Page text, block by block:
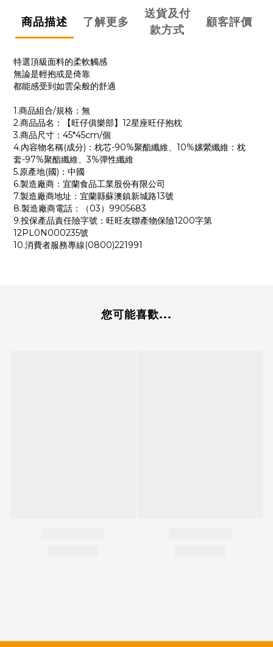
商品描述 了解更多
送貨及付
款方式
顧客評價
特選頂級面料的柔軟觸感
無論是輕抱或是倚靠
都能感受到如雲朵般的舒適
1.商品組合/規格：無
2.商品品名：【旺仔俱樂部】12星座旺仔抱枕
3.商品尺寸：45*45cm/個
4.內容物名稱(成分)：枕芯-90%聚酯纖維、10%嫘縈纖維：枕
套-97%聚酯纖維、3%彈性纖維
5.原產地(國)：中國
6.製造廠商：宜蘭食品工業股份有限公司
7.製造廠商地址：宜蘭縣蘇澳鎮新城路13號
8.製造廠商電話：（03）9905683
9.投保產品責任險字號：旺旺友聯產物保險1200字第
12PL0N000235號
10.消費者服務專線(0800)221991
您可能喜歡...